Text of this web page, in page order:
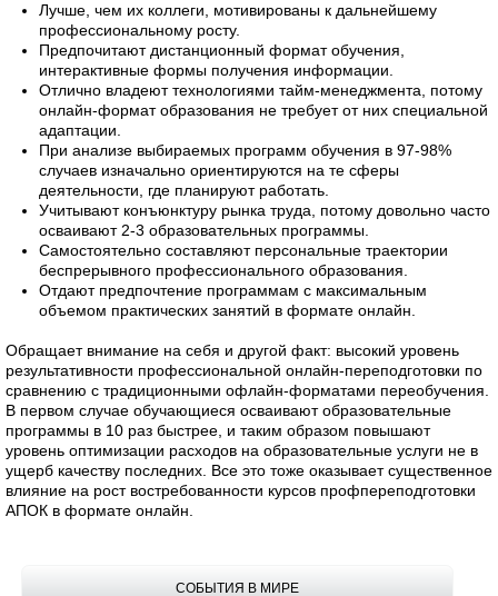
Лучше, чем их коллеги, мотивированы к дальнейшему
профессиональному росту.
Предпочитают дистанционный формат обучения,
интерактивные формы получения информации.
Отлично владеют технологиями тайм-менеджмента, потому
онлайн-формат образования не требует от них специальной
адаптации.
При анализе выбираемых программ обучения в 97-98%
случаев изначально ориентируются на те сферы
деятельности, где планируют работать.
Учитывают конъюнктуру рынка труда, потому довольно часто
осваивают 2-3 образовательных программы.
Самостоятельно составляют персональные траектории
беспрерывного профессионального образования.
Отдают предпочтение программам с максимальным
объемом практических занятий в формате онлайн.
Обращает внимание на себя и другой факт: высокий уровень
результативности профессиональной онлайн-переподготовки по
сравнению с традиционными офлайн-форматами переобучения.
В первом случае обучающиеся осваивают образовательные
программы в 10 раз быстрее, и таким образом повышают
уровень оптимизации расходов на образовательные услуги не в
ущерб качеству последних. Все это тоже оказывает существенное
влияние на рост востребованности курсов профпереподготовки
АПОК в формате онлайн.
СОБЫТИЯ В МИРЕ